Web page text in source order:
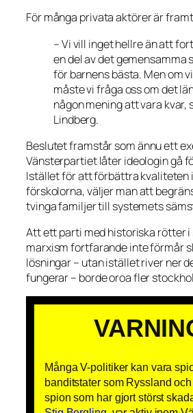
För många privata aktörer är
– Vi vill inget hellre än att
en del av det gemensamma
för barnens bästa. Men om
måste vi fråga oss om det
någon mening att vara kvar,
Lindberg.
Beslutet framstår som ännu ett
Vänsterpartiet låter ideologin gå
Istället för att förbättra kvaliteten
förskolorna, väljer man att
tvinga familjer till systemets
Att ett parti med historiska rötter
marxism fortfarande inte förmår
lösningar – utan istället river ner
fungerar – borde oroa fler
Många V-politiker kan vara
banditstater som Ryssland
spion som har gjort störst